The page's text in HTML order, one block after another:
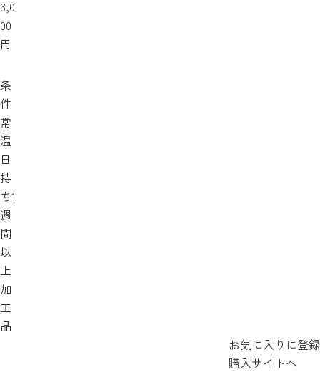
3,0
00
円
条
件
常
温
日
持
ち1
週
間
以
上
加
工
品
お気に入りに登録
購入サイトへ